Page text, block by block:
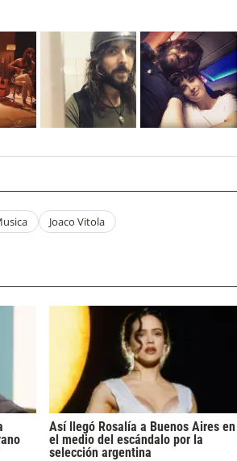
Joaco Vitola
Así llegó Rosalía a Buenos Aires en
el medio del escándalo por la
selección argentina